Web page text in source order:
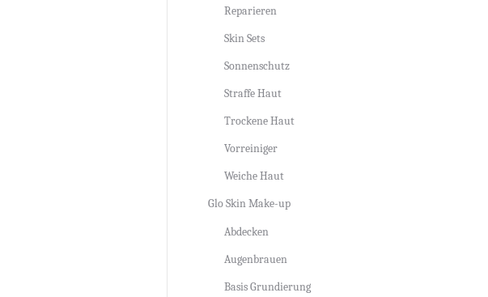
Reparieren
Skin Sets
Sonnenschutz
Straffe Haut
Trockene Haut
Vorreiniger
Weiche Haut
Glo Skin Make-up
Abdecken
Augenbrauen
Basis Grundierung